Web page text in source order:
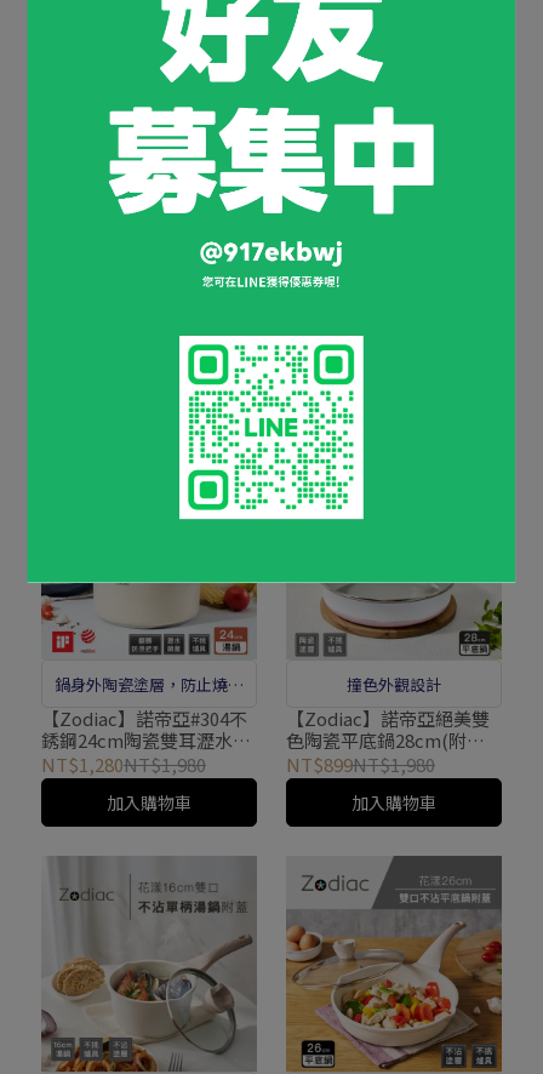
旋轉瀝水鍋蓋，可隨時掌握
種大、小尺寸瀝水孔設計
NT$1,080
鍋身外陶瓷塗層，防止燒焦
ZSC-SP2001
NT$1,180
加入購物車
鍋身外陶瓷塗層，防止燒焦
沾黏易清潔
【Zodiac】諾帝亞#304不
銹鋼24cm陶瓷雙耳瀝水鍋
ZSC-SP2401
NT$1,280NT$1,980
加入購物車
撞色外觀設計
【Zodiac】諾帝亞絕美雙
色陶瓷平底鍋28cm(附矽
膠鍋鏟)ZPB-PL2801
NT$899NT$1,980
加入購物車